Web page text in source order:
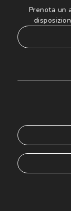
Prenota un